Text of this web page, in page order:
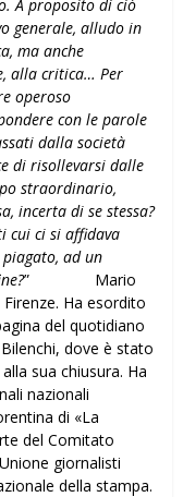
A proposito di ciò
generale, alludo in
ma anche
alla critica… Per
operoso
con le parole
dalla società
di risollevarsi dalle
straordinario,
incerta di se stessa?
cui ci si affidava
ad un
” Mario
Ha esordito
del quotidiano
dove è stato
sua chiusura. Ha
nazionali
di «La
del Comitato
giornalisti
della stampa.